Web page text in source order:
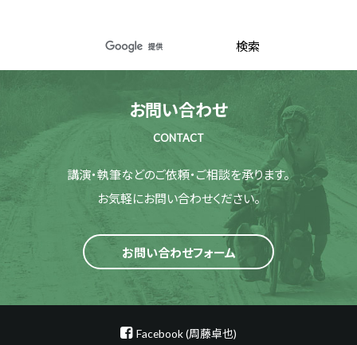
お問い合わせ
CONTACT
講演・執筆などのご依頼・ご相談を承ります。
お気軽にお問い合わせください。
お問い合わせフォーム
Facebook (周藤卓也)